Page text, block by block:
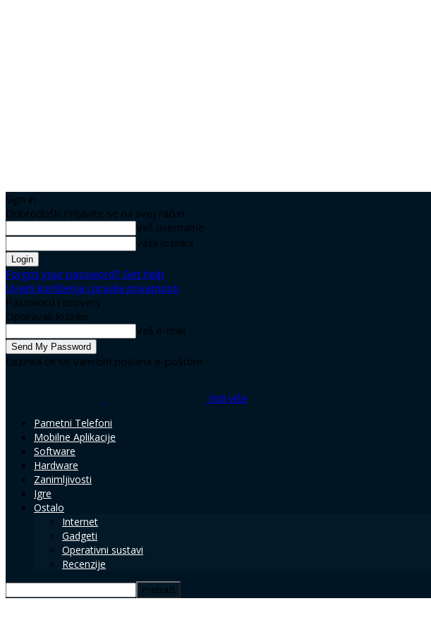
Sign in
Dobrodošli! Prijavite se na svoj račun
Vaš username
vaša lozinka
Forgot your password? Get help
Uvjeti korištenja i pravila privatnosti
Password recovery
Oporavak lozinke
Vaš e-mail
Lozinka će se vam biti poslana e-poštom.
Vidi više
Pametni Telefoni
Mobilne Aplikacije
Software
Hardware
Zanimljivosti
Igre
Ostalo
Internet
Gadgeti
Operativni sustavi
Recenzije